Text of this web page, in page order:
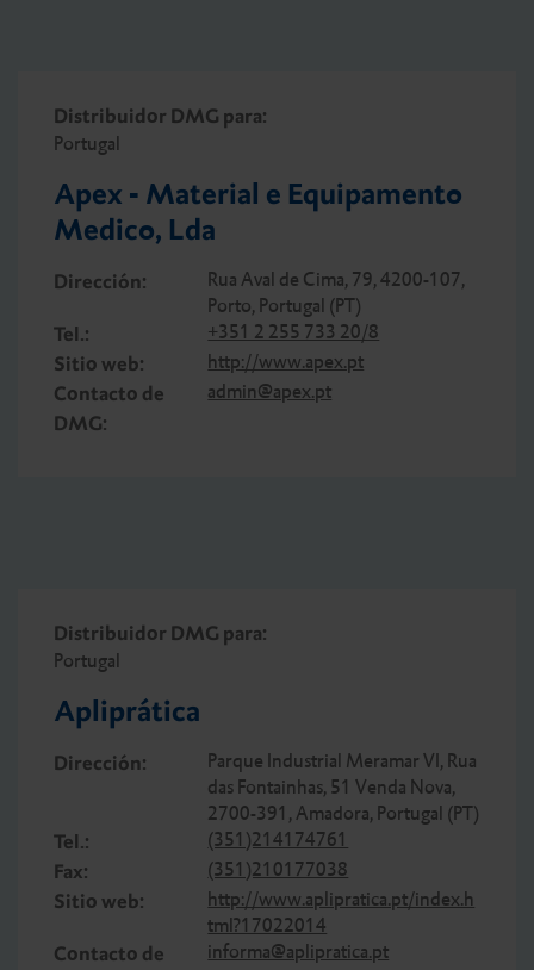
Distribuidor DMG para:
Portugal
Apex - Material e Equipamento
Medico, Lda
Dirección:
Rua Aval de Cima, 79, 4200-107,
Porto, Portugal (PT)
Tel.:
+351 2 255 733 20/8
Sitio web:
http://www.apex.pt
Contacto de
DMG:
admin@apex.pt
Distribuidor DMG para:
Portugal
Apliprática
Dirección:
Parque Industrial Meramar VI, Rua
das Fontainhas, 51 Venda Nova,
2700-391, Amadora, Portugal (PT)
Tel.:
(351)214174761
Fax:
(351)210177038
Sitio web:
http://www.aplipratica.pt/index.h
tml?17022014
Contacto de
informa@aplipratica.pt